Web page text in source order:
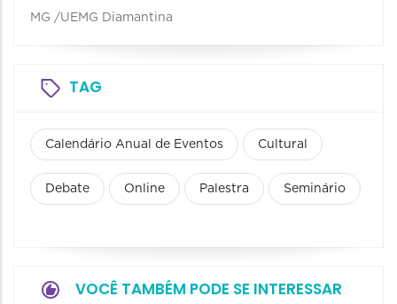
MG /UEMG Diamantina
TAG
Calendário Anual de Eventos Cultural
Debate Online Palestra Seminário
VOCÊ TAMBÉM PODE SE INTERESSAR